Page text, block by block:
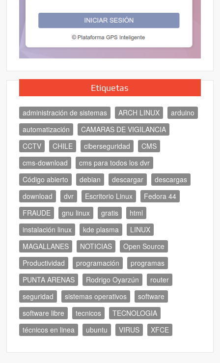
Etiquetas
administración de sistemas ARCH LINUX
arduino
automatización
CAMARAS DE VIGILANCIA
CCTV
CHILE ciberseguridad
CMS
cms-download
cms para todos los dvr
Código abierto
debian descargar
descargas
download
dvr Escritorio Linux
Fedora 44
FRAUDE
gnu linux gratis
html
instalación linux
kde plasma
LINUX
MAGALLANES
NOTICIAS
Open Source
Productividad
programación
programas
PUNTA ARENAS
Rodrigo Oyarzún
router
seguridad
sistemas operativos
software
software libre
tecnicos
TECNOLOGIA
técnicos en linea
ubuntu VIRUS XFCE